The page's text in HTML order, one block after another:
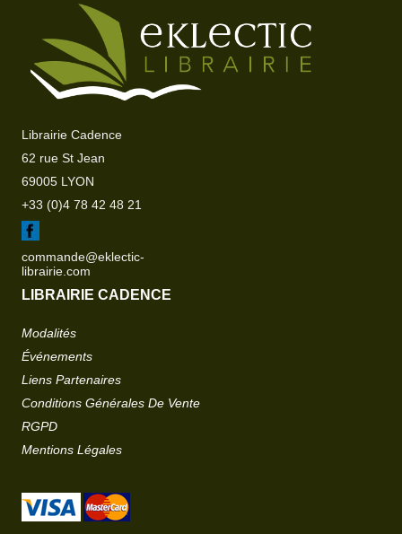
Librairie Cadence
62 rue St Jean
69005 LYON
+33 (0)4 78 42 48 21
commande@eklectic-
librairie.com
LIBRAIRIE CADENCE
Modalités
Événements
Liens Partenaires
Conditions Générales De Vente
RGPD
Mentions Légales